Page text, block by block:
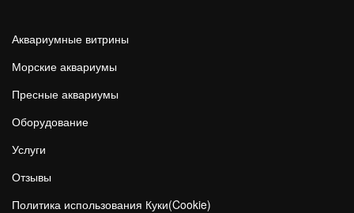
Аквариумные витрины
Морские аквариумы
Пресные аквариумы
Оборудование
Услуги
Отзывы
Политика использования Куки(Cookie)